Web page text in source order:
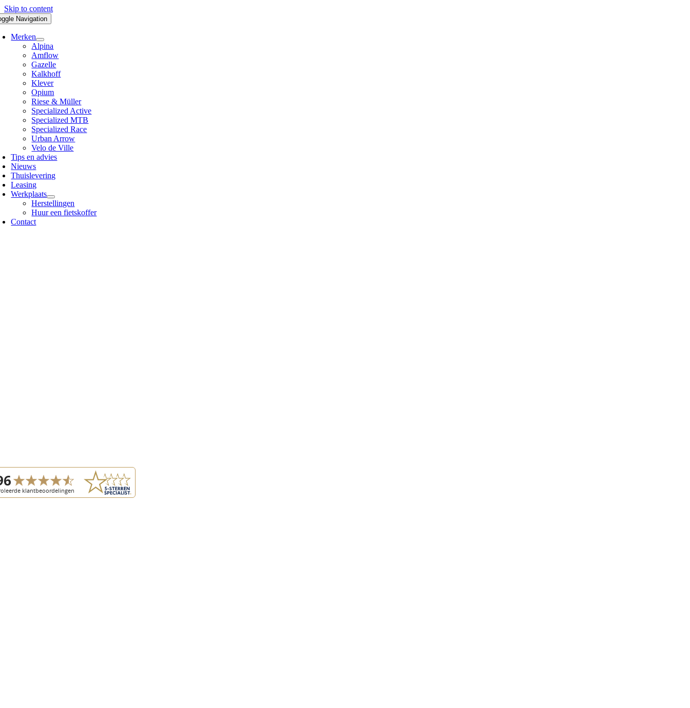
Skip to content
Navigation
Merken
Alpina
Amflow
Gazelle
Kalkhoff
Klever
Opium
Riese & Müller
Specialized Active
Specialized MTB
Specialized Race
Urban Arrow
Velo de Ville
Tips en advies
Nieuws
Thuislevering
Leasing
Werkplaats
Herstellingen
Huur een fietskoffer
Contact